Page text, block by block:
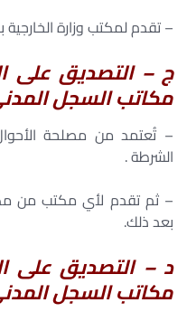
– تقدم لمكتب وزارة
ج – التصديق على
مكاتب السجل
– تُعتمد من مصلحة
الشرطة .
– ثم تقدم لأي مكتب من
بعد ذلك.
د – التصديق على
مكاتب السجل